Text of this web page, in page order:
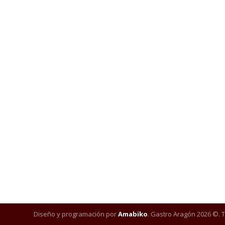
Diseño y programación porAmabiko. Gastro Aragón 2026 ©.